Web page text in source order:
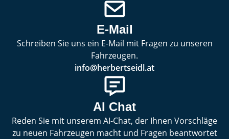
E-Mail
Schreiben Sie uns ein E-Mail mit Fragen zu unseren
Fahrzeugen.
info@herbertseidl.at
AI Chat
Reden Sie mit unserem AI-Chat, der Ihnen Vorschläge
zu neuen Fahrzeugen macht und Fragen beantwortet